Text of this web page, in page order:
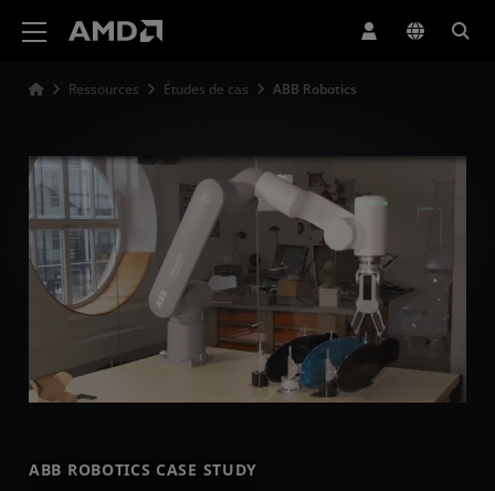
Ressources Études de cas ABB Robotics
ABB ROBOTICS CASE STUDY